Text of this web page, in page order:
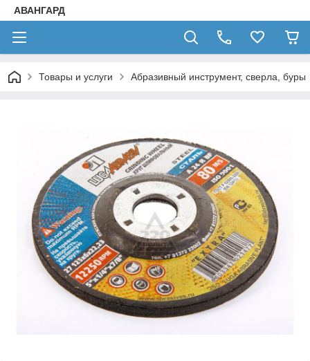
АВАНГАРД
Товары и услуги Абразивный инструмент, сверла, буры